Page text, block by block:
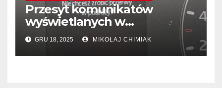
Przesyt komunikatów
wyświetlanych w
samochodach
GRU 18, 2025 MIKOŁAJ CHIMIAK